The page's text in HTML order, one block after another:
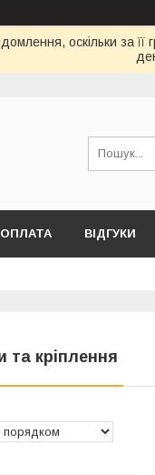
оскільки за
ВІДГУКИ
та кріплення